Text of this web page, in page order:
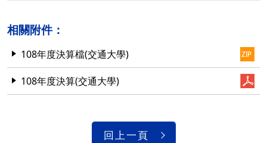
相關附件：
108年度決算檔(交通大學)
108年度決算(交通大學)
回上一頁